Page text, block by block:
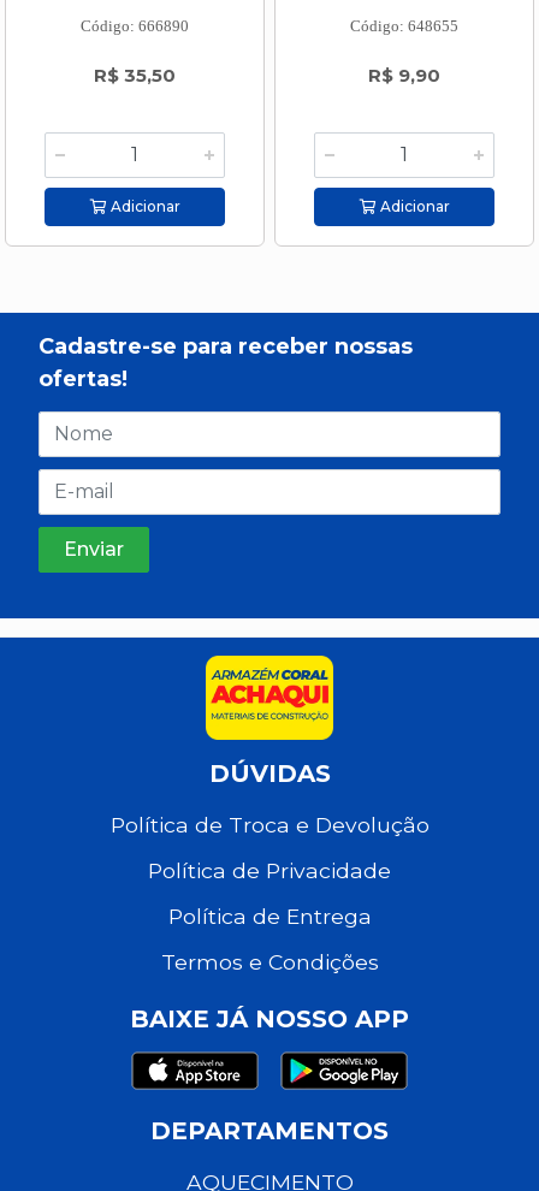
Código: 666890
R$ 35,50
Adicionar
Código: 648655
R$ 9,90
Adicionar
Cadastre-se para receber nossas
ofertas!
DÚVIDAS
Política de Troca e Devolução
Política de Privacidade
Política de Entrega
Termos e Condições
BAIXE JÁ NOSSO APP
DEPARTAMENTOS
AQUECIMENTO